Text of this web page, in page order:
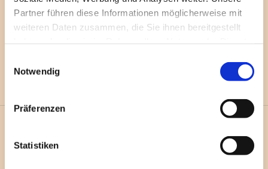
Partner führen diese Informationen möglicherweise mit
weiteren Daten zusammen, die Sie ihnen bereitgestellt
Notwendig
Präferenzen
Statistiken